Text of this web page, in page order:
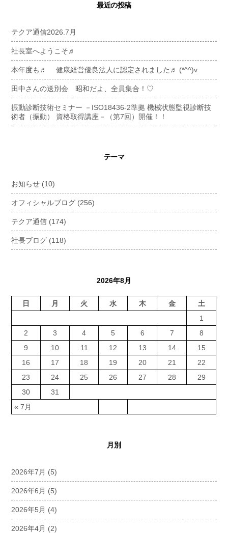
最近の投稿
テクア通信2026.7月
社長室へようこそ♬
本年度も♬ 健康経営優良法人に認定されました♬ (*^^)v
田中さんの送別会 昭和だよ、全員集合！♡
振動診断技術セミナー －ISO18436-2準拠 機械状態監視診断技
術者（振動） 資格取得講座－（第7回）開催！！
テーマ
お知らせ (10)
オフィシャルブログ (256)
テクア通信 (174)
社長ブログ (118)
2026年8月
日 月 火 水 木 金 土
« 7月
1
2
3 4 5 6 7
8
9
10 11 12 13 14
15
16
17 18 19 20 21
22
23
24 25 26 27 28
29
30
31
月別
2026年7月 (5)
2026年6月 (5)
2026年5月 (4)
2026年4月 (2)